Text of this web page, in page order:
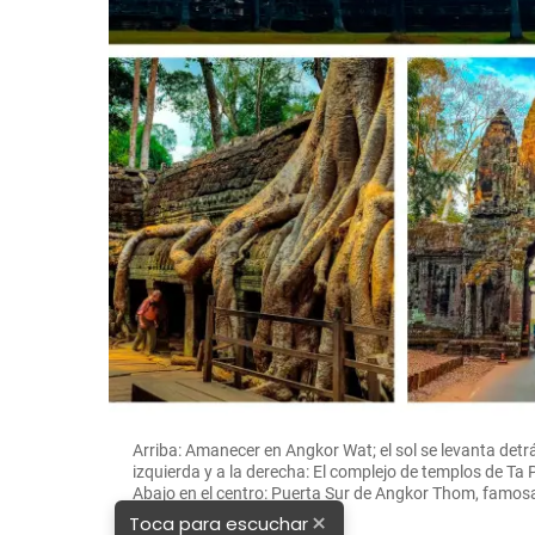
Arriba: Amanecer en Angkor Wat; el sol se levanta
izquierda y a la derecha: El complejo de templos de
Abajo en el centro: Puerta Sur de Angkor Thom,
JIMÉNEZ
Toca para escuchar×